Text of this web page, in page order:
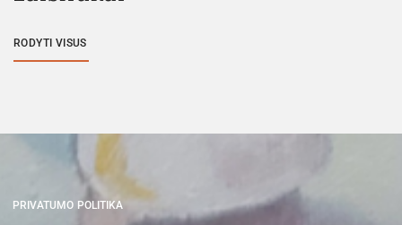
RODYTI VISUS
PRIVATUMO POLITIKA